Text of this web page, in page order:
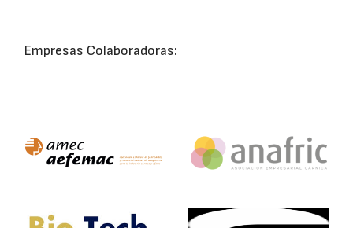
Empresas Colaboradoras: